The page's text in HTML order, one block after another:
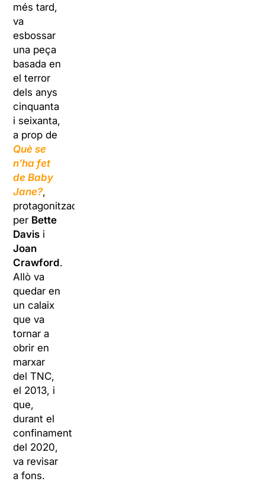
més tard,
va
esbossar
una peça
basada en
el terror
dels anys
cinquanta
i seixanta,
a prop de
Què se
n’ha fet
de Baby
Jane?,
protagonitzada
per Bette
Davis i
Joan
Crawford.
Allò va
quedar en
un calaix
que va
tornar a
obrir en
marxar
del TNC,
el 2013, i
que,
durant el
confinament
del 2020,
va revisar
a fons.